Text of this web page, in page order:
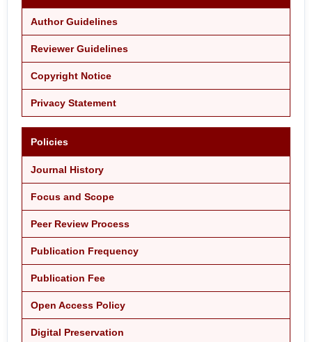
Author Guidelines
Reviewer Guidelines
Copyright Notice
Privacy Statement
Policies
Journal History
Focus and Scope
Peer Review Process
Publication Frequency
Publication Fee
Open Access Policy
Digital Preservation